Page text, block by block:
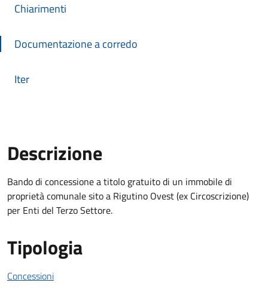
Chiarimenti
Documentazione a corredo
Iter
Descrizione
Descrizione Bando
Bando di concessione a titolo gratuito di un immobile di
proprietà comunale sito a Rigutino Ovest (ex Circoscrizione)
per Enti del Terzo Settore.
Tipologia
Concessioni